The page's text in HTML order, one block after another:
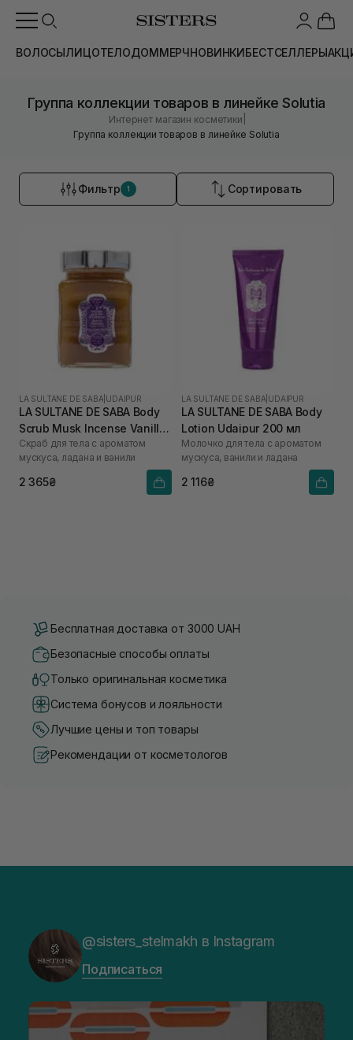
ВОЛОСЫЛИЦОТЕЛОДОММЕРЧНОВИНКИБЕСТСЕЛЛЕРЫ
Группа коллекции товаров в линейке Solutia
Интернет магазин косметики
Группа коллекции товаров в линейке Solutia
Фильтр 1 Сортировать
LA SULTANE DE SABA UDAIPUR
LA SULTANE DE SABA Body
Scrub Musk Incense Vanilla
300 мл
Скраб для тела с ароматом
мускуса, ладана и ванили
2 365₴
LA SULTANE DE SABA UDAIPUR
LA SULTANE DE SABA Body
Lotion Udaipur 200 мл
Молочко для тела с ароматом
мускуса, ванили и ладана
2 116₴
Бесплатная доставка от 3000 UAH
Безопасные способы оплаты
Только оригинальная косметика
Система бонусов и лояльности
Лучшие цены и топ товары
Рекомендации от косметологов
@sisters_stelmakh в Instagram
Подписаться